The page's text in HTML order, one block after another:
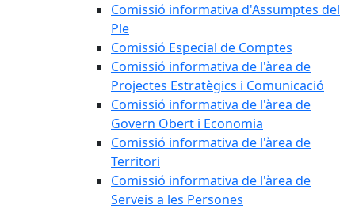
Comissió informativa d'Assumptes del
Ple
Comissió Especial de Comptes
Comissió informativa de l'àrea de
Projectes Estratègics i Comunicació
Comissió informativa de l'àrea de
Govern Obert i Economia
Comissió informativa de l'àrea de
Territori
Comissió informativa de l'àrea de
Serveis a les Persones